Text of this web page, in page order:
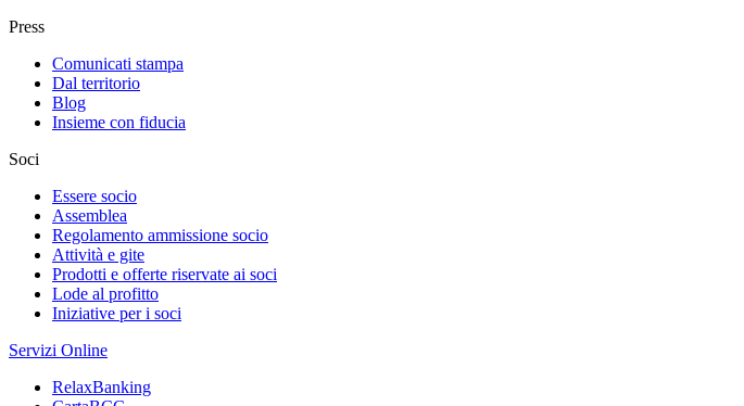
Press
Comunicati stampa
Dal territorio
Blog
Insieme con fiducia
Soci
Essere socio
Assemblea
Regolamento ammissione socio
Attività e gite
Prodotti e offerte riservate ai soci
Lode al profitto
Iniziative per i soci
Servizi Online
RelaxBanking